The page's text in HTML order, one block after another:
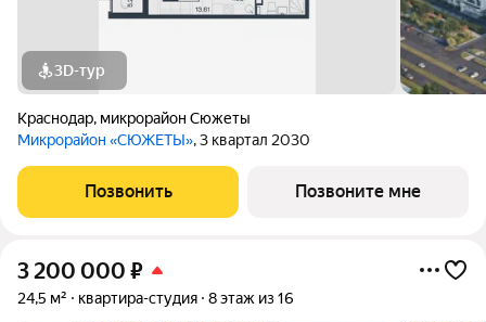
3D-тур
Краснодар, микрорайон Сюжеты
Микрорайон «СЮЖЕТЫ», 3 квартал 2030
Позвонить Позвоните мне
3 200 000 ₽
24,5 м² квартира-студия 8 этаж из 16